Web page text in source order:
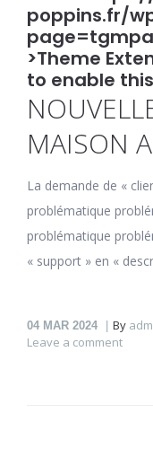
poppins.fr/
>Theme
to enable
MAISON
La demande de «
problématique
problématique
« support » en «
04 MAR 2024 By
Leave a comment